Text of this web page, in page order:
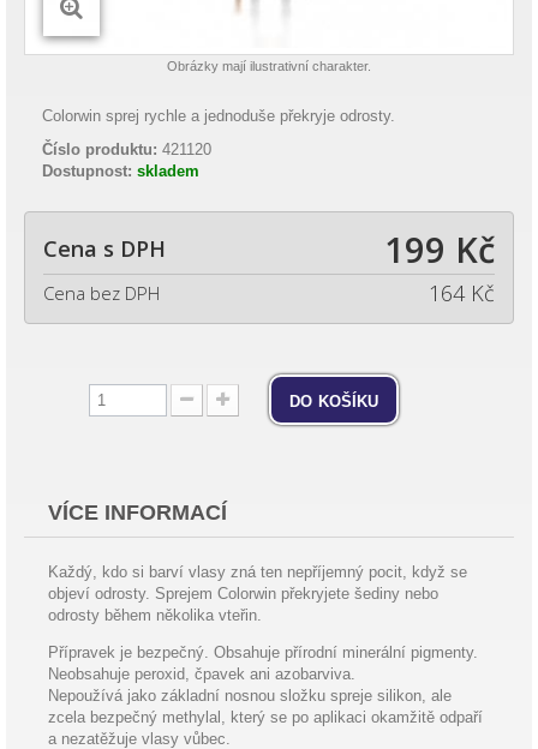
Obrázky mají ilustrativní charakter.
Colorwin sprej rychle a jednoduše překryje odrosty.
Číslo produktu: 421120
Dostupnost: skladem
Cena s DPH 199 Kč
Cena bez DPH 164 Kč
do košíku
VÍCE INFORMACÍ
Každý, kdo si barví vlasy zná ten nepříjemný pocit, když se
objeví odrosty. Sprejem Colorwin překryjete šediny nebo
odrosty během několika vteřin.
Přípravek je bezpečný. Obsahuje přírodní minerální pigmenty.
Neobsahuje peroxid, čpavek ani azobarviva.
Nepoužívá jako základní nosnou složku spreje silikon, ale
zcela bezpečný methylal, který se po aplikaci okamžitě odpaří
a nezatěžuje vlasy vůbec.